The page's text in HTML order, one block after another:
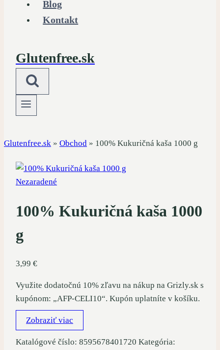
Blog
Kontakt
Glutenfree.sk
Glutenfree.sk » Obchod » 100% Kukuričná kaša 1000 g
Nezaradené
100% Kukuričná kaša 1000
g
3,99 €
Využite dodatočnú 10% zľavu na nákup na Grizly.sk s
kupónom: „AFP-CELI10“. Kupón uplatníte v košíku.
Zobraziť viac
Katalógové číslo: 8595678401720 Kategória: